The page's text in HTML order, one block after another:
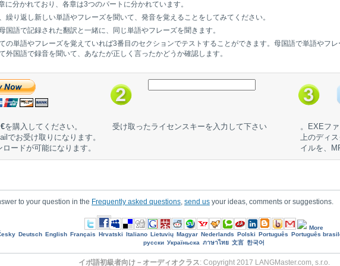
に分かれており、各章は3つのパートに分かれています。
繰り返し新しい単語やフレーズを聞いて、発音を覚えることをしてみてください。
国語で記録された翻訳と一緒に、同じ単語やフレーズを聞きます。
の単語やフレーズを覚えていれば3番目のセクションでテストすることができます。母国語で単語やフ
外国語で録音を聞いて、あなたが正しく言ったかどうか確認します。
を購入してください。
でお受け取りになります。
ードが可能になります。
受け取ったライセンスキーを入力して下さい
。EXEフ
上のディ
イルを、
to your question in the Frequently asked questions send us your ideas, comments or suggestions.
More
Deutsch English Français Hrvatski Italiano Lietuvių Magyar Nederlands Polski Português Português
русски Україньска ภาษาไทย 文言 한국어
イボ語初級者向け－オーディオクラス: Copyright 2017 LANGMaster.com, s.r.o.